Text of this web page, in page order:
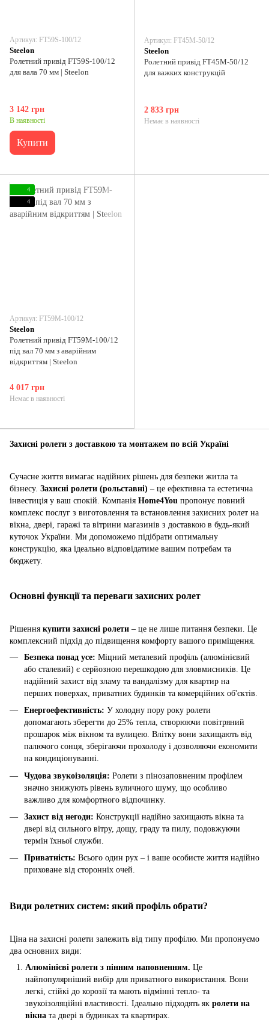
Захисні ролети з доставкою та монтажем по всій Україні
Сучасне життя вимагає надійних рішень для безпеки житла та
бізнесу. Захисні ролети (рольставні) – це ефективна та естетична
інвестиція у ваш спокій. Компанія Home4You пропонує повний
комплекс послуг з виготовлення та встановлення захисних ролет на
вікна, двері, гаражі та вітрини магазинів з доставкою в будь-який
куточок України. Ми допоможемо підібрати оптимальну
конструкцію, яка ідеально відповідатиме вашим потребам та
бюджету.
Основні функції та переваги захисних ролет
Рішення купити захисні ролети – це не лише питання безпеки. Це
комплексний підхід до підвищення комфорту вашого приміщення.
Безпека понад усе: Міцний металевий профіль (алюмінієвий
або сталевий) є серйозною перешкодою для зловмисників. Це
надійний захист від зламу та вандалізму для квартир на
перших поверхах, приватних будинків та комерційних об'єктів.
Енергоефективність: У холодну пору року ролети
допомагають зберегти до 25% тепла, створюючи повітряний
прошарок між вікном та вулицею. Влітку вони захищають від
палючого сонця, зберігаючи прохолоду і дозволяючи економити
на кондиціонуванні.
Чудова звукоізоляція: Ролети з пінозаповненим профілем
значно знижують рівень вуличного шуму, що особливо
важливо для комфортного відпочинку.
Захист від негоди: Конструкції надійно захищають вікна та
двері від сильного вітру, дощу, граду та пилу, подовжуючи
термін їхньої служби.
Приватність: Всього один рух – і ваше особисте життя надійно
приховане від сторонніх очей.
Види ролетних систем: який профіль обрати?
Ціна на захисні ролети залежить від типу профілю. Ми пропонуємо
два основних види:
Алюмінієві ролети з пінним наповненням. Це
найпопулярніший вибір для приватного використання. Вони
легкі, стійкі до корозії та мають відмінні тепло- та
звукоізоляційні властивості. Ідеально підходять як ролети на
вікна та двері в будинках та квартирах.
Артикул: FT59S-100/12
Steelon
Ролетний привід FT59S-100/12
для вала 70 мм | Steelon
3 142 грн
В наявності
Купити
Артикул: FT45M-50/12
Steelon
Ролетний привід FT45M-50/12
для важких конструкцій
2 833 грн
Немає в наявності
4
4
Артикул: FT59M-100/12
Steelon
Ролетний привід FT59M-100/12
під вал 70 мм з аварійним
відкриттям | Steelon
4 017 грн
Немає в наявності